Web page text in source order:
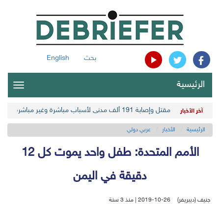
بحث English
الرئيسية
آخر الأخبار مقتل وإصابة 191 ألف مدني لأسباب مباشرة وغير مباشرة في أحدث حصيلة حوثية
الرئيسية الأخبار عربي دولي
الأمم المتحدة: طفل واحد يموت كل 12
دقيقة في اليمن
جنيف (ديبريفر) 2019-10-26 | منذ 3 سنة